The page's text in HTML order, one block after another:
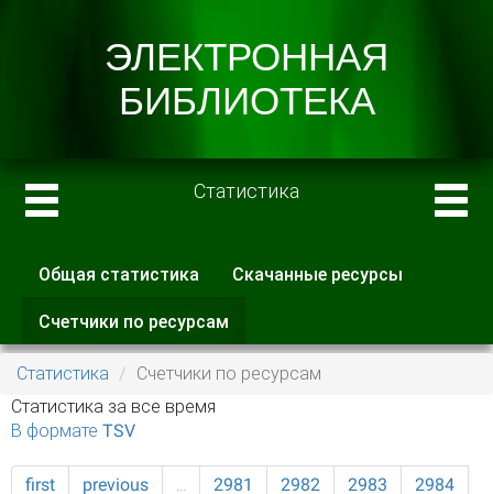
Статистика
Главные вкладки
Общая статистика Скачанные ресурсы
Счетчики по ресурсам
вкладка)
Статистика
Счетчики по ресурсам
Статистика за все время
В формате TSV
first previous … 2981 2982 2983
2984